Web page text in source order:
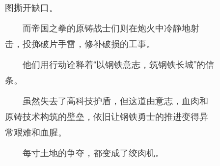
图撕开缺口。
而帝国之拳的原铸战士们则在炮火中冷静地射
击，投掷破片手雷，修补破损的工事。
他们用行动诠释着“以钢铁意志，筑钢铁长城”的信
条。
虽然失去了高科技护盾，但这道由意志，血肉和
原铸技术构筑的壁垒，依旧让钢铁勇士的推进变得异
常艰难和血腥。
每寸土地的争夺，都变成了绞肉机。